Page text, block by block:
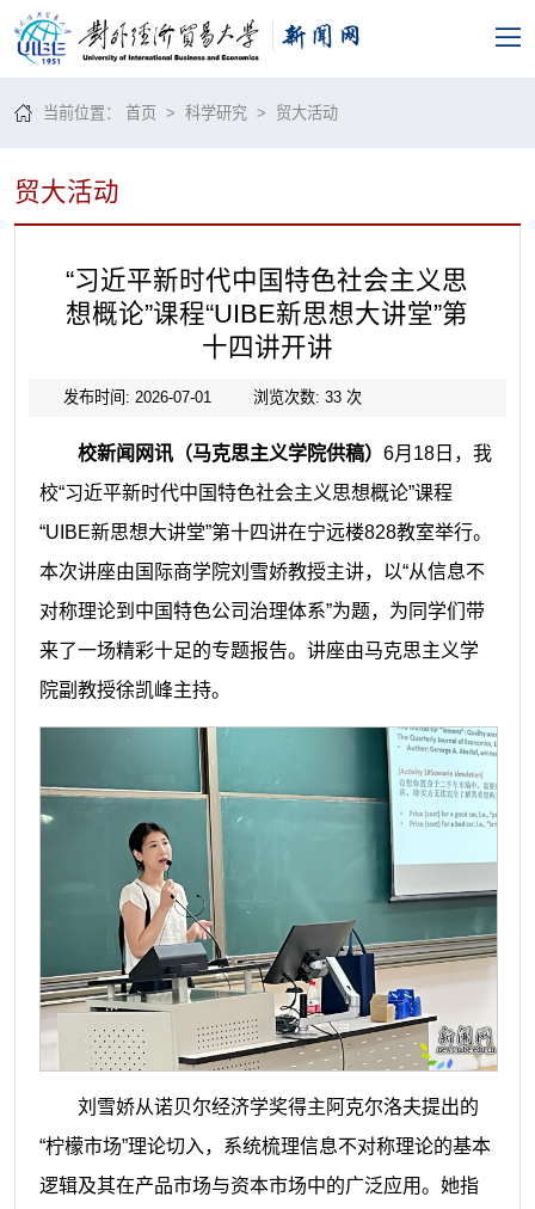
当前位置：首页 >科学研究 > 贸大活动
贸大活动
“习近平新时代中国特色社会主义思
想概论”课程“UIBE新思想大讲堂”第
十四讲开讲
发布时间: 2026-07-01 浏览次数: 33次
校新闻网讯（马克思主义学院供稿） 6月18日，我
校“习近平新时代中国特色社会主义思想概论”课程
“UIBE新思想大讲堂”第十四讲在宁远楼828教室举行。
本次讲座由国际商学院刘雪娇教授主讲，以“从信息不
对称理论到中国特色公司治理体系”为题，为同学们带
来了一场精彩十足的专题报告。讲座由马克思主义学
院副教授徐凯峰主持。
刘雪娇从诺贝尔经济学奖得主阿克尔洛夫提出的
“柠檬市场”理论切入，系统梳理信息不对称理论的基本
逻辑及其在产品市场与资本市场中的广泛应用。她指